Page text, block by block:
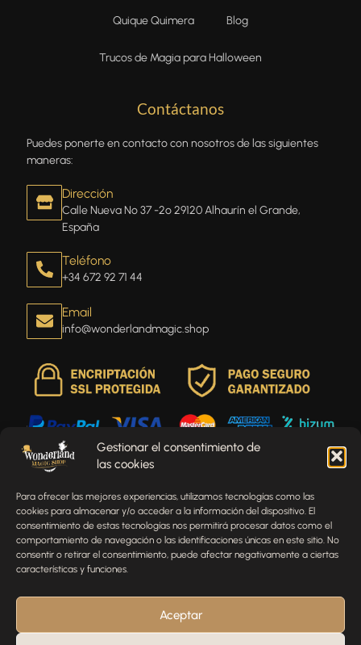
Gestionar el consentimiento de
las cookies
Para ofrecer las mejores experiencias, utilizamos tecnologías como las
cookies para almacenar y/o acceder a la información del dispositivo. El
consentimiento de estas tecnologías nos permitirá procesar datos como el
comportamiento de navegación o las identificaciones únicas en este sitio. No
consentir o retirar el consentimiento, puede afectar negativamente a ciertas
características y funciones.
Aceptar
Contáctanos
Puedes ponerte en contacto con nosotros de las siguientes
maneras:
Dirección
Calle Nueva Nº 37 -2º 29120 Alhaurín el Grande,
España
Teléfono
+34 672 92 71 44
Email
info@wonderlandmagic.shop
Quique Quimera Blog
Trucos de Magia para Halloween
Envíenos un mensaje
¿Tienes alguna pregunta, comentario o necesitas ayuda
con tu pedido? Estamos aquí para ayudarte.
NOMBRE